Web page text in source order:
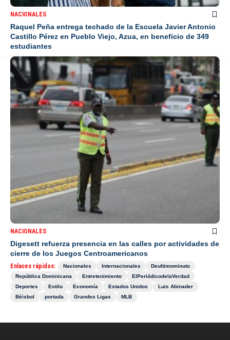
NACIONALES
Raquel Peña entrega techado de la Escuela Javier Antonio
Castillo Pérez en Pueblo Viejo, Azua, en beneficio de 349
estudiantes
NACIONALES
Digesett refuerza presencia en las calles por actividades de
cierre de los Juegos Centroamericanos
Enlaces rápidos: Nacionales Internacionales
Deultimominuto
República Dominicana
Entretenimiento
ElPeriódicodelaVerdad
Deportes
Estilo Economía Estados Unidos
Luis Abinader
Béisbol
portada Grandes Ligas MLB